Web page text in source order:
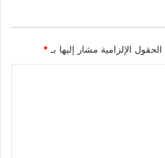
الحقول الإلزامية مشار إليها بـ*